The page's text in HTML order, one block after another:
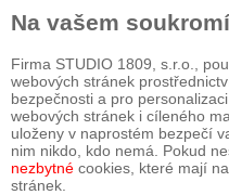
Na vašem
Firma STUDIO 1809, s.r.o.,
webových stránek
bezpečnosti a pro
webových stránek i cíleného
uloženy v naprostém bezpečí
nim nikdo, kdo nemá. Pokud
nezbytné cookies, které mají
stránek.